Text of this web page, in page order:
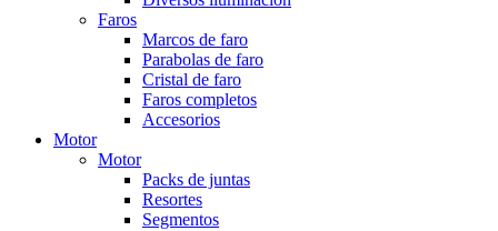
Faros
Marcos de faro
Parabolas de faro
Cristal de faro
Faros completos
Accesorios
Motor
Motor
Packs de juntas
Resortes
Segmentos